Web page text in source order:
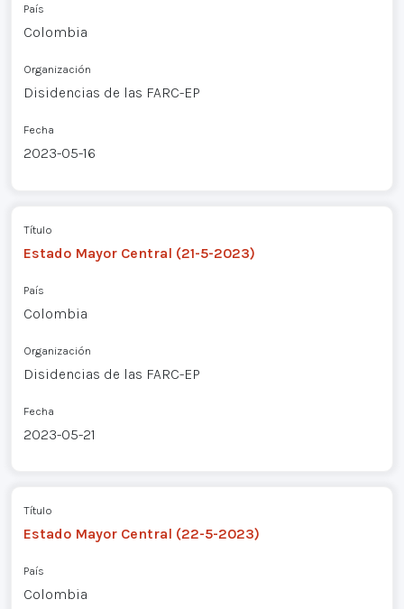
País
Colombia
Organización
Disidencias de las FARC-EP
Fecha
2023-05-16
Título
Estado Mayor Central (21-5-2023)
País
Colombia
Organización
Disidencias de las FARC-EP
Fecha
2023-05-21
Título
Estado Mayor Central (22-5-2023)
País
Colombia